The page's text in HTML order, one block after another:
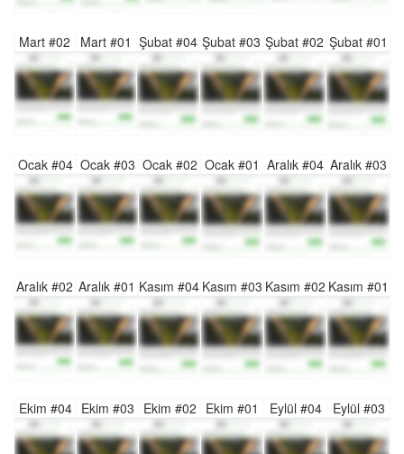
Mart #02 Mart #01 Şubat #04 Şubat #03 Şubat #02 Şubat #01
Ocak #04 Ocak #03 Ocak #02 Ocak #01 Aralık #04 Aralık #03
Aralık #02 Aralık #01 Kasım #04 Kasım #03 Kasım #02 Kasım #01
Ekim #04 Ekim #03 Ekim #02 Ekim #01 Eylül #04 Eylül #03